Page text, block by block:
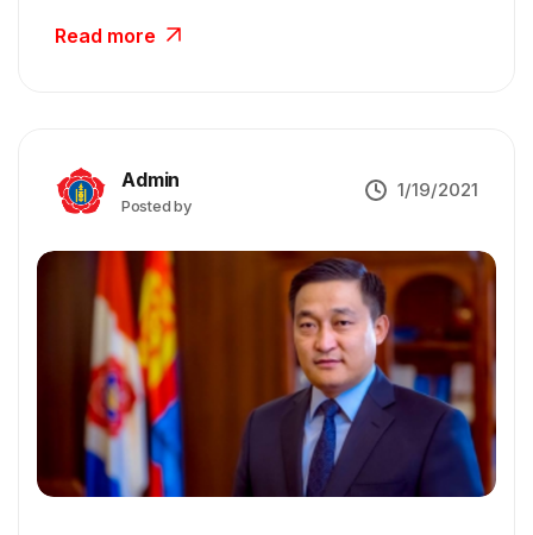
Read more
Admin
Posted by
1/19/2021